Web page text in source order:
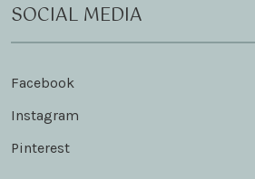
SOCIAL MEDIA
Facebook
Instagram
Pinterest